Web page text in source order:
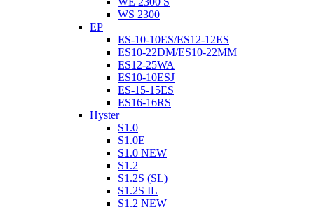
WS 2300
EP
ES-10-10ES/ES12-12ES
ES10-22DM/ES10-22MM
ES12-25WA
ES10-10ESJ
ES-15-15ES
ES16-16RS
Hyster
S1.0
S1.0E
S1.0 NEW
S1.2
S1.2S (SL)
S1.2S IL
S1.2 NEW